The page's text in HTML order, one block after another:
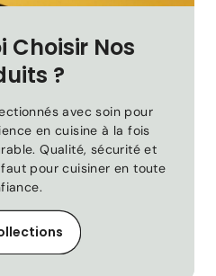
Choisir Nos
?
avec soin pour
en cuisine à la fois
Qualité, sécurité et
pour cuisiner en toute